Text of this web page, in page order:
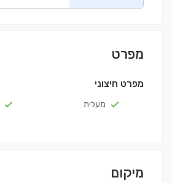
מפרט
מפרט חיצוני
מעלית
מיקום